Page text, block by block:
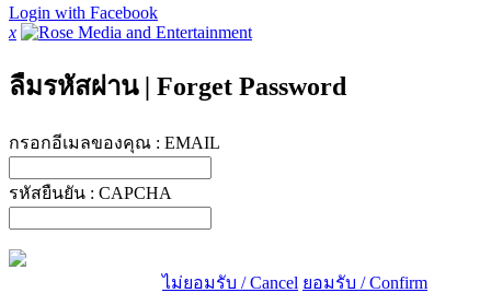
Login with Facebook
x
ลืมรหัสผ่าน | Forget Password
กรอกอีเมลของคุณ : EMAIL
รหัสยืนยัน : CAPCHA
ไม่ยอมรับ / Cancel ยอมรับ / Confirm